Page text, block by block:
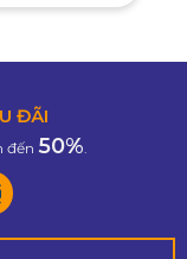
ĐÃI
đến 50%.